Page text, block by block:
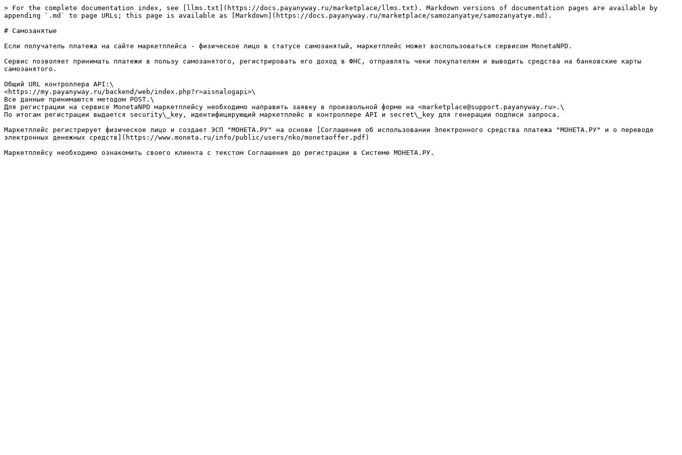
> For the complete documentation index, see [llms.txt](https://docs.payanyway.ru/marketplace/llms.txt). Markdown versions of documentation pages are available by
appending `.md` to page URLs; this page is available as [Markdown](https://docs.payanyway.ru/marketplace/samozanyatye/samozanyatye.md).
# Самозанятые
Если получатель платежа на сайте маркетплейса - физическое лицо в статусе самозанятый, маркетплейс может воспользоваться сервисом MonetaNPD.
Сервис позволяет принимать платежи в пользу самозанятого, регистрировать его доход в ФНС, отправлять чеки покупателям и выводить средства на банковские карты
самозанятого.
Общий URL контроллера API:\
<https://my.payanyway.ru/backend/web/index.php?r=aisnalogapi>\
Все данные принимаются методом POST.\
Для регистрации на сервисе MonetaNPD маркетплейсу необходимо направить заявку в произвольной форме на <marketplace@support.payanyway.ru>.\
По итогам регистрации выдается security\_key, идентифицирующий маркетплейс в контроллере API и secret\_key для генерации подписи запроса.
Маркетплейс регистрирует физическое лицо и создает ЭСП "МОНЕТА.РУ" на основе [Соглашения об использовании Электронного средства платежа "МОНЕТА.РУ" и о переводе
электронных денежных средств](https://www.moneta.ru/info/public/users/nko/monetaoffer.pdf)